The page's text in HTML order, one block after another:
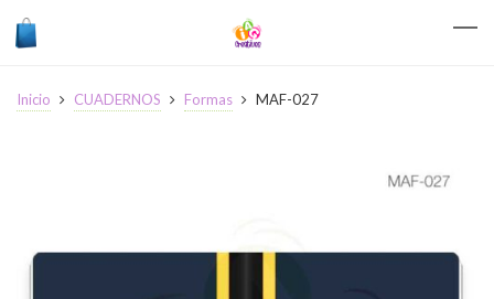
Inicio CUADERNOS Formas MAF-027